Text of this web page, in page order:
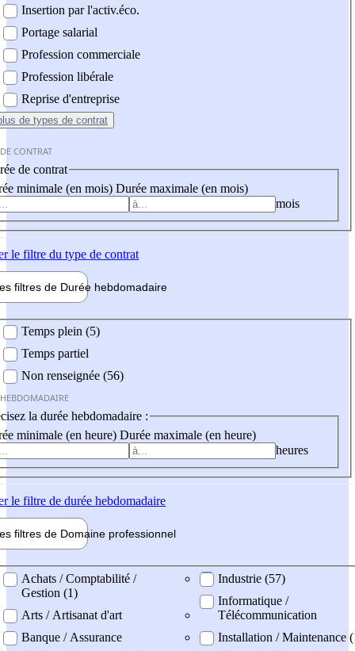
Insertion par l'activ.éco.
Portage salarial
Profession commerciale
Profession libérale
Reprise d'entreprise
de types de contrat
CONTRAT
de contrat
minimale (en mois) Durée maximale (en mois)
mois
le filtre du type de contrat
filtres de Durée hebdomadaire
Temps plein (5)
Temps partiel
Non renseignée (56)
la durée hebdomadaire :
minimale (en heure) Durée maximale (en heure)
heures
le filtre de durée hebdomadaire
filtres de Domaine professionnel
professionel
Achats / Comptabilité /
Gestion (1)
Arts / Artisanat d'art
Banque / Assurance
Industrie (57)
Informatique /
Télécommunication
Installation / Maintenance